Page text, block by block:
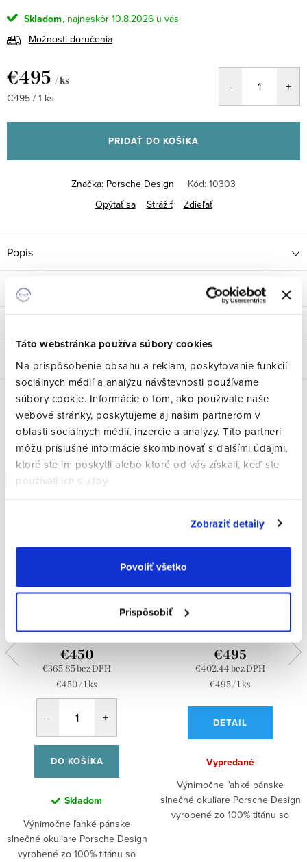
Táto webstránka používa súbory cookies
Na prispôsobenie obsahu a reklám, poskytovanie funkcií
sociálnych médií a analýzu návštevnosti používame
súbory cookie. Informácie o tom, ako používate naše
webové stránky, poskytujeme aj našim partnerom v
oblasti sociálnych médií, inzercie a analýzy. Títo partneri
môžu príslušné informácie skombinovať s ďalšími údajmi,
ktoré ste im poskytli alebo ktoré od vás získali, keď ste
používali ich služby.
Zobraziť detaily
Povoliť všetko
Prispôsobiť
Skladom
10.8.2026
Možnosti doručenia
€495 / ks
Jednotková
€495 / 1 ks
PRIDAŤ DO KOŠÍKA
Značka: Porsche Design Kód: 10303
Opýtať sa
Strážiť Zdieľať
Popis
Parametre produktu
Diskusia
Súvisiaci tovar
Doprava zdarma
Porsche Design P8966 C
€365,85 bez DPH
€450
Jednotková
cena:
€450 / 1 ks
DO KOŠÍKA
Skladom
Výnimočne ľahké pánske
slnečné okuliare Porsche Design
vyrobené zo 100% titánu so
Porsche design P8966 A
€402,44 bez DPH
€495
Jednotková
€495 / 1 ks
DETAIL
Vypredané
Výnimočne ľahké pánske
slnečné okuliare Porsche Design
vyrobené zo 100% titánu so